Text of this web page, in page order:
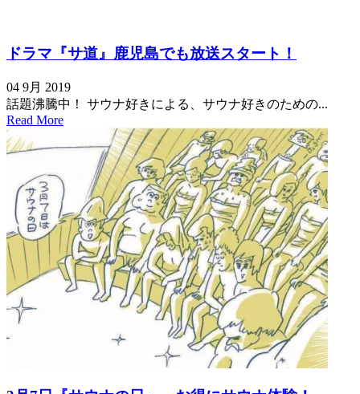
ドラマ『サ道』鹿児島でも放送スタート！
04 9月 2019
話題沸騰中！ サウナ好きによる、サウナ好きのための...
Read More